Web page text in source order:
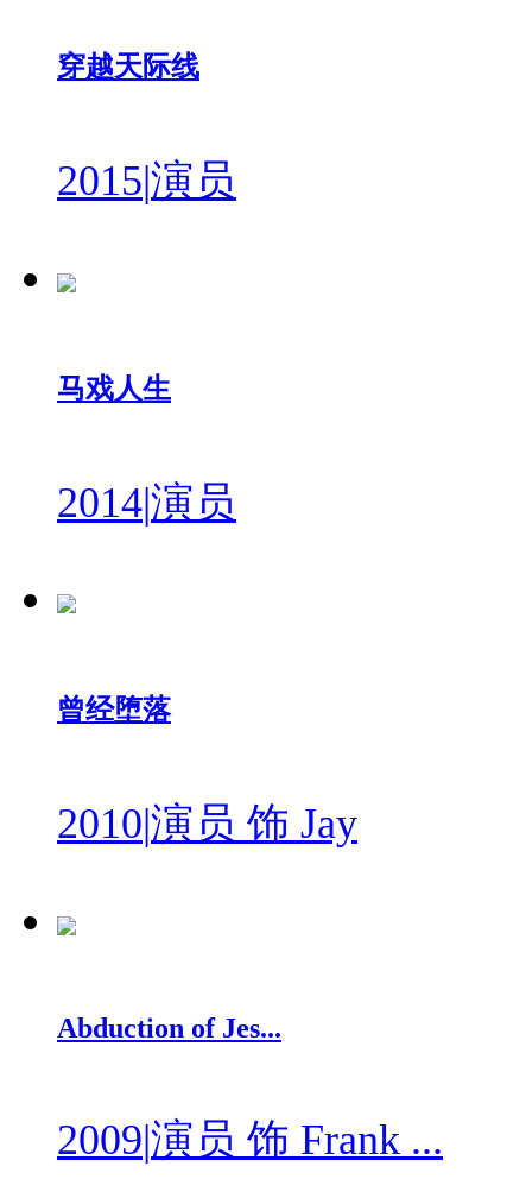
穿越天际线
2015|演员
马戏人生
2014|演员
曾经堕落
2010|演员 饰 Jay
Abduction of Jes...
2009|演员 饰 Frank ...